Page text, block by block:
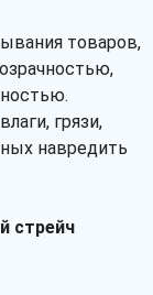
товаров,
грязи,
навредить
стрейч